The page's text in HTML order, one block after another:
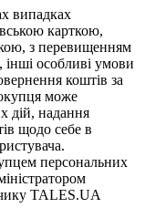
випадках
карткою,
з перевищенням
інші особливі умови
коштів за
може
дій, надання
щодо себе в
персональних
TALES.UA